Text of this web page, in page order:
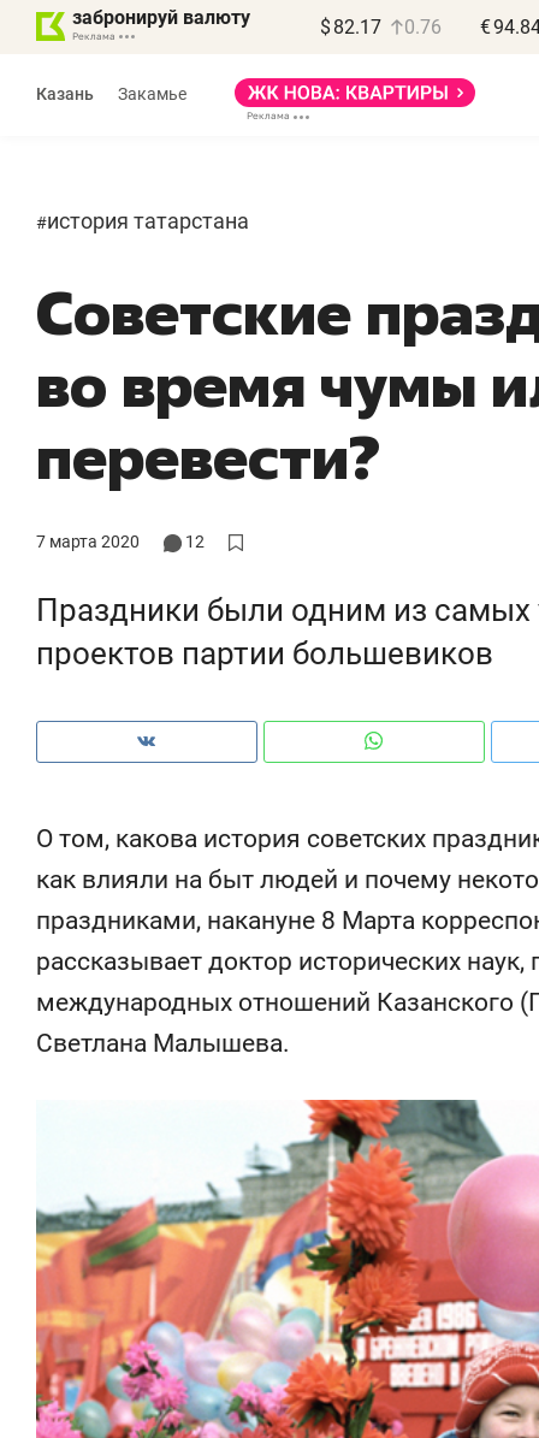
забронируй валюту $ 82.17 0.76 €
Казань Закамье
#история татарстана
Советские
во время чумы
перевести?
7 марта 2020 12
Праздники были одним из самых
проектов партии большевиков
О том, какова история советских
как влияли на быт людей и почему
праздниками, накануне 8 Марта
рассказывает доктор исторических
международных отношений Казанского
Светлана Малышева.
150 камер до квартиры и Face
ID вместо ключа: какой будет
Рекомендуем
Опыт